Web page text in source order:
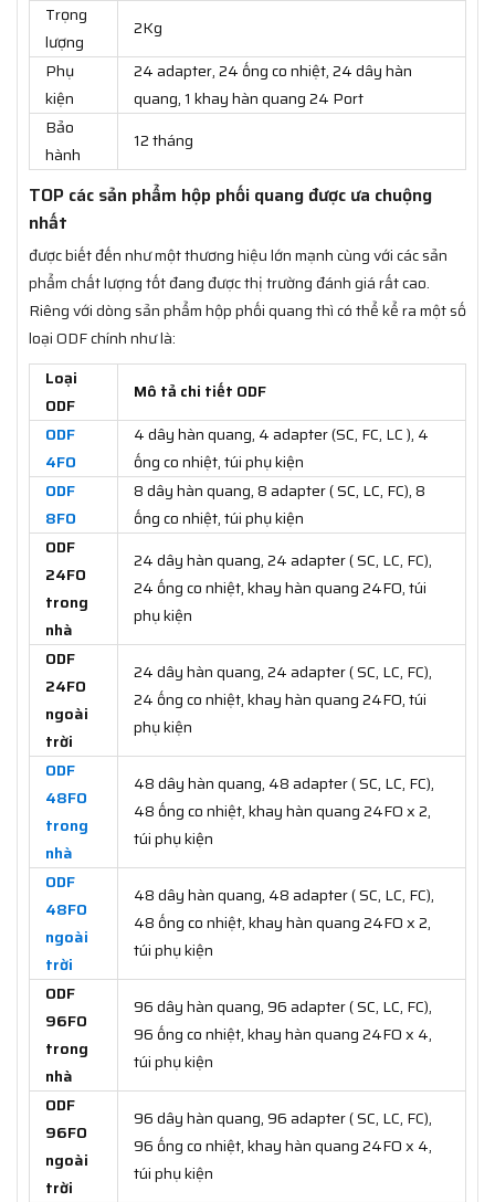
Trọng
lượng
2Kg
Phụ
kiện
24 adapter, 24 ống co nhiệt, 24 dây hàn
quang, 1 khay hàn quang 24 Port
Bảo
hành
12 tháng
TOP các sản phẩm hộp phối quang được ưa chuộng
nhất
được biết đến như một thương hiệu lớn mạnh cùng với các sản
phẩm chất lượng tốt đang được thị trường đánh giá rất cao.
Riêng với dòng sản phẩm hộp phối quang thì có thể kể ra một số
loại ODF chính như là:
Loại
ODF
Mô tả chi tiết ODF
ODF
4FO
4 dây hàn quang, 4 adapter (SC, FC, LC ), 4
ống co nhiệt, túi phụ kiện
ODF
8FO
8 dây hàn quang, 8 adapter ( SC, LC, FC), 8
ống co nhiệt, túi phụ kiện
ODF
24FO
trong
nhà
24 dây hàn quang, 24 adapter ( SC, LC, FC),
24 ống co nhiệt, khay hàn quang 24FO, túi
phụ kiện
ODF
24FO
ngoài
trời
24 dây hàn quang, 24 adapter ( SC, LC, FC),
24 ống co nhiệt, khay hàn quang 24FO, túi
phụ kiện
ODF
48FO
trong
nhà
48 dây hàn quang, 48 adapter ( SC, LC, FC),
48 ống co nhiệt, khay hàn quang 24FO x 2,
túi phụ kiện
ODF
48FO
ngoài
trời
48 dây hàn quang, 48 adapter ( SC, LC, FC),
48 ống co nhiệt, khay hàn quang 24FO x 2,
túi phụ kiện
ODF
96FO
trong
nhà
96 dây hàn quang, 96 adapter ( SC, LC, FC),
96 ống co nhiệt, khay hàn quang 24FO x 4,
túi phụ kiện
ODF
96FO
ngoài
trời
96 dây hàn quang, 96 adapter ( SC, LC, FC),
96 ống co nhiệt, khay hàn quang 24FO x 4,
túi phụ kiện